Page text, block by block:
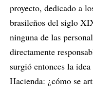
proyecto, dedicado a
brasileños del siglo
ninguna de las
directamente
surgió entonces la
Hacienda: ¿cómo se